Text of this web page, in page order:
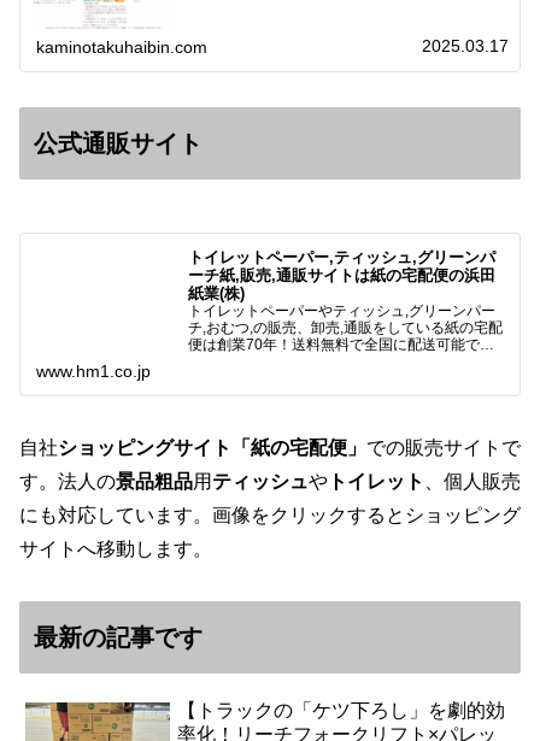
kaminotakuhaibin.com 2025.03.17
公式通販サイト
トイレットペーパー,ティッシュ,グリーンパ
ーチ紙,販売,通販サイトは紙の宅配便の浜田
紙業(株)
トイレットペーパーやティッシュ,グリーンパー
チ,おむつ,の販売、卸売,通販をしている紙の宅配
便は創業70年！送料無料で全国に配送可能で
様と歩んでまいりま…
www.hm1.co.jp
自社ショッピングサイト「紙の宅配便」 での販売サイトで
す。法人の景品粗品用 ティッシュや トイレット
、個人販売
にも対応しています。画像をクリックするとショッピング
サイトへ移動します。
最新の記事です
【トラックの「ケツ下ろし」を劇的効
率化！リーチフォークリフト×パレッ